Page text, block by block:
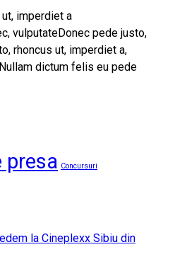
imperdiet a
vulputateDonec pede justo,
rhoncus ut, imperdiet a,
dictum felis eu pede
presa Concursuri